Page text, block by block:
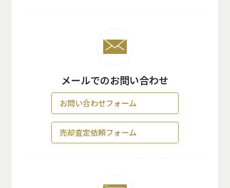
メールでのお問い合わせ
お問い合わせフォーム
売却査定依頼フォーム